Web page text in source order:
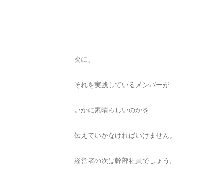
次に、
それを実践しているメンバーが
いかに素晴らしいのかを
伝えていかなければいけません。
経営者の次は幹部社員でしょう。